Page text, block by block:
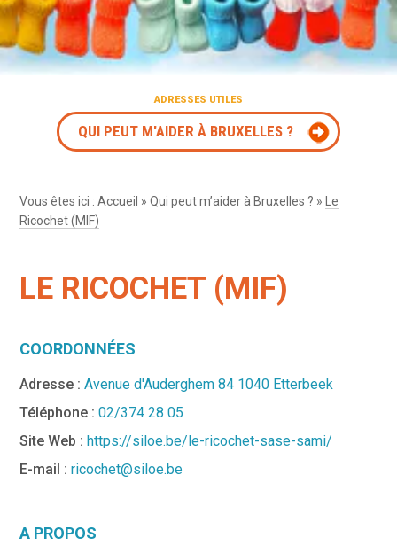
ADRESSES UTILES
QUI PEUT M'AIDER À BRUXELLES ?
Vous êtes ici :Accueil »Qui peut m’aider à Bruxelles ? »
Le
Ricochet (MIF)
LE RICOCHET (MIF)
COORDONNÉES
Adresse : Avenue d'Auderghem 84 1040 Etterbeek
Téléphone :02/374 28 05
Site Web : https://siloe.be/le-ricochet-sase-sami/
E-mail : ricochet@siloe.be
A PROPOS